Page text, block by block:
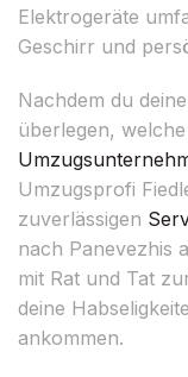
Elektrogeräte
Geschirr und
Nachdem du
überlegen,
Umzugsprofi
zuverlässigen
nach Panevezhis
mit Rat und Tat
deine
ankommen.